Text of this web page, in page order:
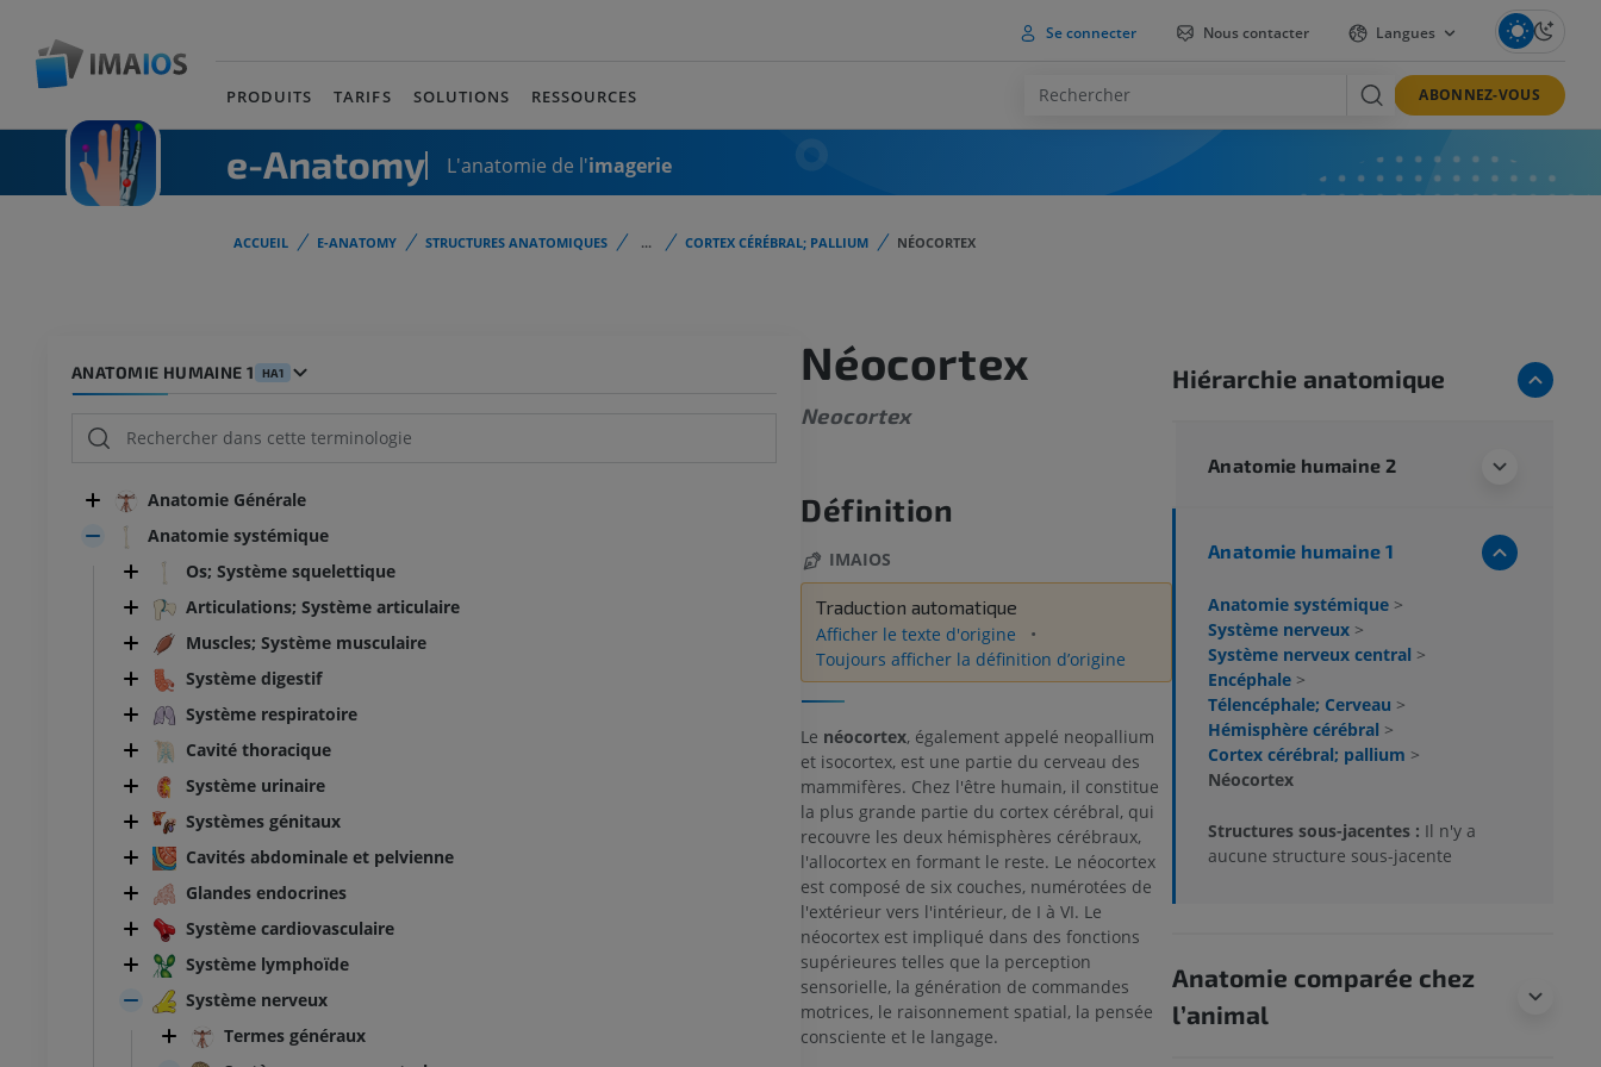
Se connecter Nous contacter Langues
PRODUITS TARIFS SOLUTIONS RESSOURCES ABONNEZ-VOUS
e-Anatomy L'anatomie de l'imagerie
ACCUEIL E-ANATOMY STRUCTURES ANATOMIQUES ... CORTEX CÉRÉBRAL; PALLIUM NÉOCORTEX
ANATOMIE HUMAINE 1 HA1
Anatomie Générale
Anatomie systémique
Os; Système squelettique
Articulations; Système articulaire
Muscles; Système musculaire
Système digestif
Système respiratoire
Cavité thoracique
Système urinaire
Systèmes génitaux
Cavités abdominale et pelvienne
Glandes endocrines
Système cardiovasculaire
Système lymphoïde
Système nerveux
Termes généraux
Néocortex
Neocortex
Définition
IMAIOS
Traduction automatique
Afficher le texte d'origine
Toujours afficher la définition d’origine
Le néocortex, également appelé neopallium
et isocortex, est une partie du cerveau des
mammifères. Chez l'être humain, il constitue
la plus grande partie du cortex cérébral, qui
recouvre les deux hémisphères cérébraux,
l'allocortex en formant le reste. Le néocortex
est composé de six couches, numérotées de
l'extérieur vers l'intérieur, de I à VI. Le
néocortex est impliqué dans des fonctions
supérieures telles que la perception
sensorielle, la génération de commandes
motrices, le raisonnement spatial, la pensée
consciente et le langage.
Hiérarchie anatomique
Anatomie humaine 2
Anatomie humaine 1
Anatomie systémique >
Système nerveux >
Système nerveux central >
Encéphale >
Télencéphale; Cerveau >
Hémisphère cérébral >
Cortex cérébral; pallium >
Néocortex
Structures sous-jacentes : Il n'y a
aucune structure sous-jacente
Anatomie comparée chez
l’animal